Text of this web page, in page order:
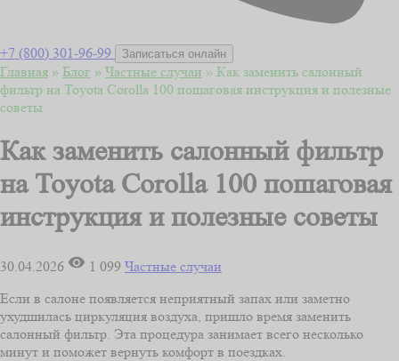
+7 (800) 301-96-99 Записаться онлайн
Главная » Блог » Частные случаи » Как заменить салонный
фильтр на Toyota Corolla 100 пошаговая инструкция и полезные
советы
Как заменить салонный фильтр
на Toyota Corolla 100 пошаговая
инструкция и полезные советы
30.04.2026 1 099 Частные случаи
Если в салоне появляется неприятный запах или заметно
ухудшилась циркуляция воздуха, пришло время заменить
салонный фильтр. Эта процедура занимает всего несколько
минут и поможет вернуть комфорт в поездках.